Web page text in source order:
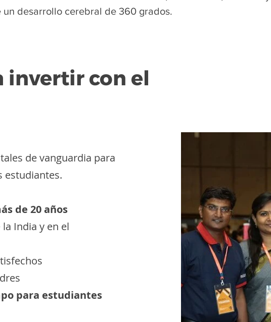
desarrollo cerebral de 360 grados.
invertir con el
de vanguardia para
estudiantes.
de 20 años
India y en el
para estudiantes